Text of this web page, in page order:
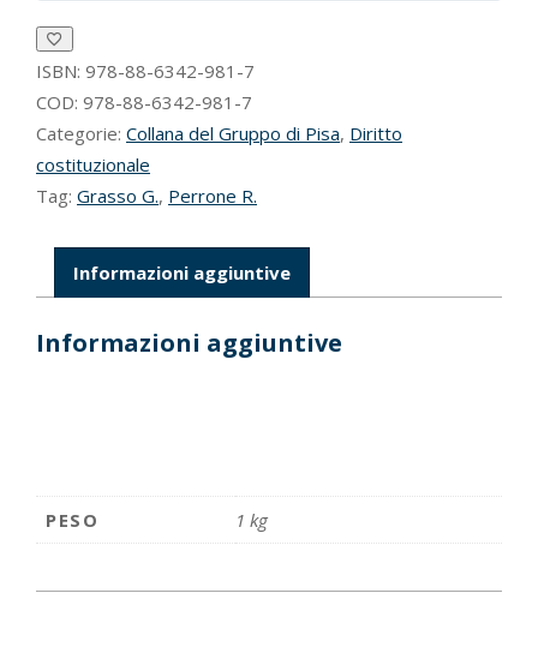
ISBN: 978-88-6342-981-7
COD: 978-88-6342-981-7
Categorie: Collana del Gruppo di Pisa, Diritto
costituzionale
Tag: Grasso G., Perrone R.
Informazioni aggiuntive
Informazioni aggiuntive
PESO 1 kg